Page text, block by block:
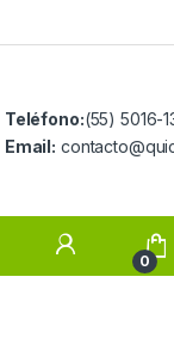
Teléfono:(55) 5016-
Email:
0